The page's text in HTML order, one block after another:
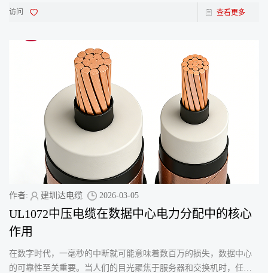
助供电。再想象一下，要管理其中纵横交错的所有线缆—&m
访问 查看更多
作者: 建圳达电缆 2026-03-05
UL1072中压电缆在数据中心电力分配中的核心
作用
在数字时代，一毫秒的中断就可能意味着数百万的损失，数据中心
的可靠性至关重要。当人们的目光聚焦于服务器和交换机时，任何